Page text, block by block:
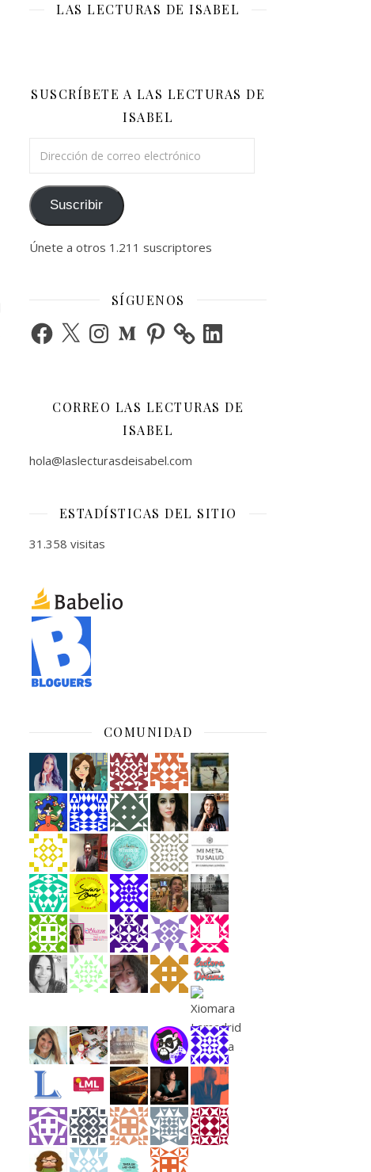
LAS LECTURAS DE ISABEL
SUSCRÍBETE A LAS LECTURAS DE
ISABEL
Suscribir
Únete a otros 1.211 suscriptores
SÍGUENOS
Facebook
X InstagramMediumPinterest LinkedIn
CORREO LAS LECTURAS DE
ISABEL
hola@laslecturasdeisabel.com
ESTADÍSTICAS DEL SITIO
31.358 visitas
COMUNIDAD